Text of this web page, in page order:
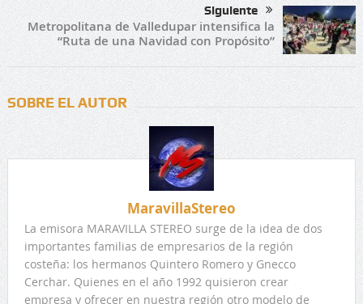
Siguiente
Metropolitana de Valledupar intensifica la
“Ruta de una Navidad con Propósito”
SOBRE EL AUTOR
MaravillaStereo
La emisora MARAVILLA STEREO surge de la idea de dos
importantes familias de empresarios de la región
costeña: los hermanos Quintero Romero y Gnecco
Cerchar. Quienes en el año 1992 quisieron crear
empresa y ofrecer en nuestra región otro modelo de